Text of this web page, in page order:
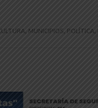
, MUNICIPIOS , POLÍTICA,